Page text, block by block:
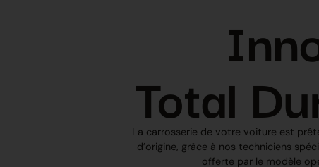
Total
La carrosserie de votre voiture est
d’origine, grâce à nos techniciens
offerte par le modèle